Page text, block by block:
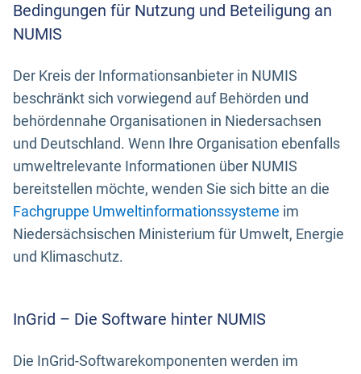
Bedingungen für Nutzung und Beteiligung an
NUMIS
Der Kreis der Informationsanbieter in NUMIS
beschränkt sich vorwiegend auf Behörden und
behördennahe Organisationen in Niedersachsen
und Deutschland. Wenn Ihre Organisation ebenfalls
umweltrelevante Informationen über NUMIS
bereitstellen möchte, wenden Sie sich bitte an die
Fachgruppe Umweltinformationssysteme im
Niedersächsischen Ministerium für Umwelt, Energie
und Klimaschutz.
InGrid – Die Software hinter NUMIS
Die InGrid-Softwarekomponenten werden im